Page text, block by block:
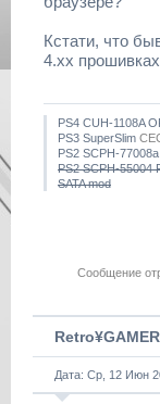
Кстати, что
4.хх
PS4 CUH-1108A
PS3 SuperSlim
PS2 SCPH-
PS2 SCPH-55004
SATA mod
Сообщение
Retro¥GAMER
Дата: Ср, 12 Июн